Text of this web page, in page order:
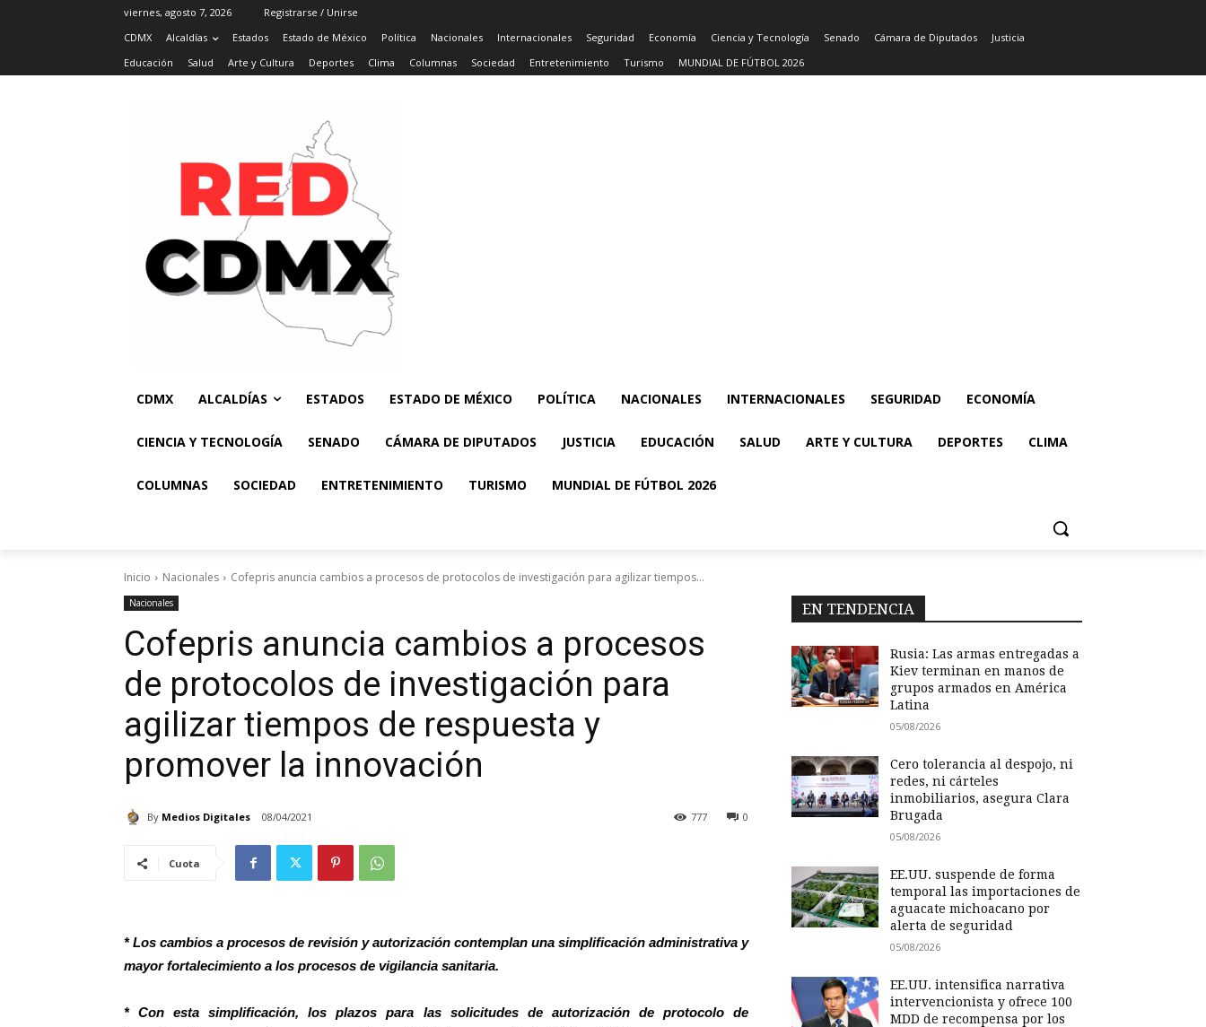
viernes, agosto 7, 2026
Registrarse / Unirse
CDMX
Alcaldías Estados Estado de México Política Nacionales Internacionales Seguridad Economía Ciencia y Tecnología Senado Cámara de Diputados
Justicia
Educación
Salud Arte y Cultura Deportes Clima Columnas Sociedad Entretenimiento Turismo MUNDIAL DE FÚTBOL 2026
CDMX ALCALDÍAS ESTADOS ESTADO DE MÉXICO POLÍTICA NACIONALES INTERNACIONALES SEGURIDAD ECONOMÍA
CIENCIA Y TECNOLOGÍA SENADO CÁMARA DE DIPUTADOS JUSTICIA EDUCACIÓN SALUD ARTE Y CULTURA DEPORTES CLIMA
COLUMNAS SOCIEDAD ENTRETENIMIENTO TURISMO MUNDIAL DE FÚTBOL 2026
Inicio Nacionales Cofepris anuncia cambios a procesos de protocolos de investigación para agilizar tiempos...
Nacionales
Cofepris anuncia cambios a procesos
de protocolos de investigación para
agilizar tiempos de respuesta y
promover la innovación
By Medios Digitales 08/04/2021 0
777
Cuota
* Los cambios a procesos de revisión y autorización contemplan una simplificación administrativa y
mayor fortalecimiento a los procesos de vigilancia sanitaria.
* Con esta simplificación, los plazos para las solicitudes de autorización de protocolo de
EN TENDENCIA
Rusia: Las armas entregadas a
Kiev terminan en manos de
grupos armados en América
Latina
05/08/2026
Cero tolerancia al despojo, ni
redes, ni cárteles
inmobiliarios, asegura Clara
Brugada
05/08/2026
EE.UU. suspende de forma
temporal las importaciones de
aguacate michoacano por
alerta de seguridad
05/08/2026
EE.UU. intensifica narrativa
intervencionista y ofrece 100
MDD de recompensa por los